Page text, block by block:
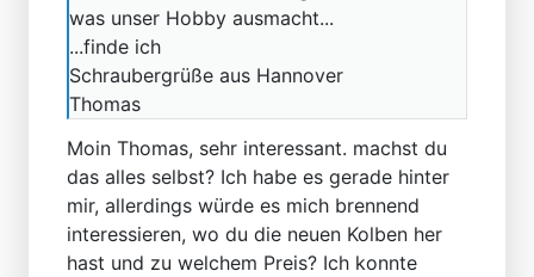
was unser Hobby ausmacht...
...finde ich
Schraubergrüße aus Hannover
Thomas
Moin Thomas, sehr interessant. machst du
das alles selbst? Ich habe es gerade hinter
mir, allerdings würde es mich brennend
interessieren, wo du die neuen Kolben her
hast und zu welchem Preis? Ich konnte